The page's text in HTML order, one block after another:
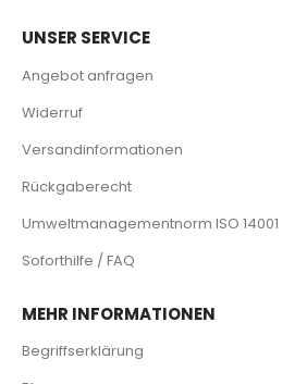
UNSER SERVICE
Angebot anfragen
Widerruf
Versandinformationen
Rückgaberecht
Umweltmanagementnorm ISO 14001
Soforthilfe / FAQ
MEHR INFORMATIONEN
Begriffserklärung